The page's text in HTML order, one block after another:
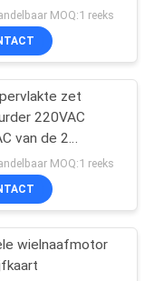
MOQ:1 reeks
zet
220VAC
van de 2
Brushless
Motor op
MOQ:1 reeks
wielnaafmotor